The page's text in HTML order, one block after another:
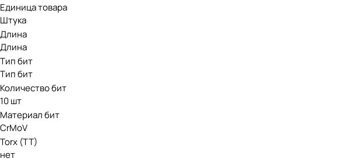
Единица товара
Штука
Длина
Длина
Тип бит
Тип бит
Количество бит
10 шт
Материал бит
CrMoV
Torx (TT)
нет